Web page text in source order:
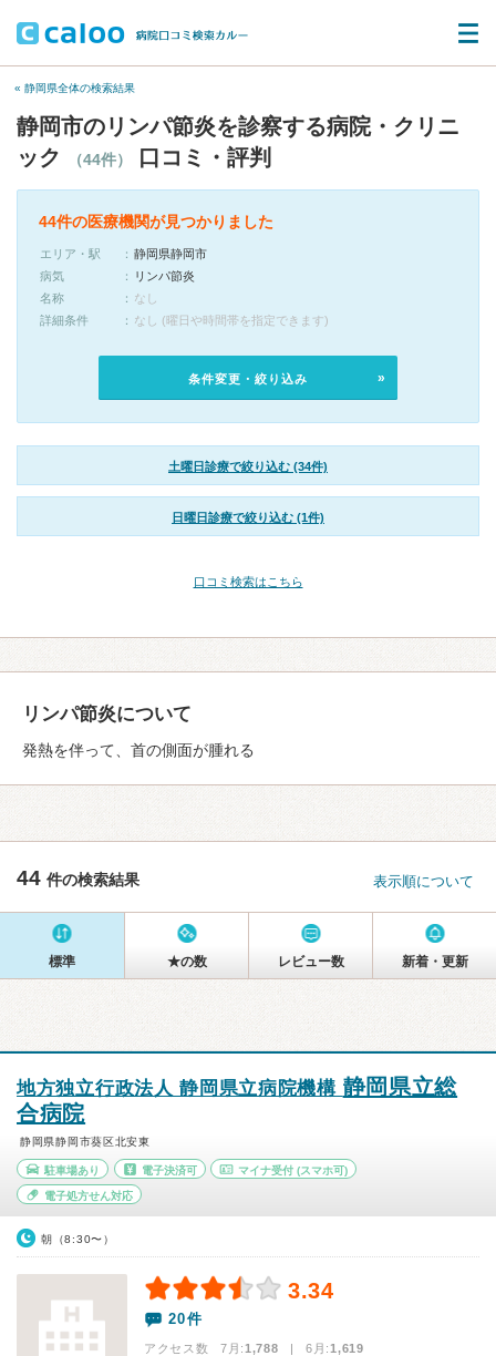
« 静岡県全体の検索結果
静岡市のリンパ節炎を診察する病院・クリニ
ック
（44件） 口コミ・評判
44件の医療機関が見つかりました
エリア・駅
静岡県静岡市
病気
リンパ節炎
名称
なし
詳細条件
なし (曜日や時間帯を指定できます)
条件変更・絞り込み
土曜日診療で絞り込む (34件)
日曜日診療で絞り込む (1件)
口コミ検索はこちら
リンパ節炎について
発熱を伴って、首の側面が腫れる
44 件の検索結果 表示順について
標準 ★の数 レビュー数 新着・更新
地方独立行政法人 静岡県立病院機構 静岡県立総
合病院
静岡県静岡市葵区北安東
駐車場あり 電子決済可 マイナ受付 (スマホ可)
電子処方せん対応
朝（8:30〜）
3.34
20件
アクセス数 7月:1,788 | 6月:1,619